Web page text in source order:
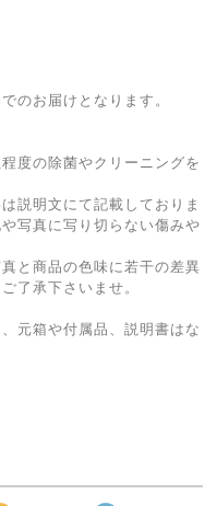
のお届けとなります。
度の除菌やクリーニングを
説明文にて記載しておりま
写真に写り切らない傷みや
と商品の色味に若干の差異
了承下さいませ。
元箱や付属品、説明書はな